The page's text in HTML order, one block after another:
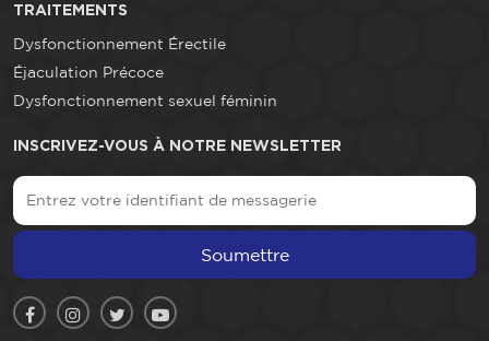
TRAITEMENTS
Dysfonctionnement Érectile
Éjaculation Précoce
Dysfonctionnement sexuel féminin
INSCRIVEZ-VOUS À NOTRE NEWSLETTER
Soumettre